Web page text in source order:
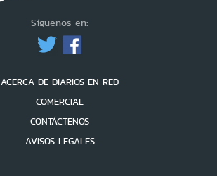
Síguenos en:
ACERCA DE DIARIOS EN RED
COMERCIAL
CONTÁCTENOS
AVISOS LEGALES